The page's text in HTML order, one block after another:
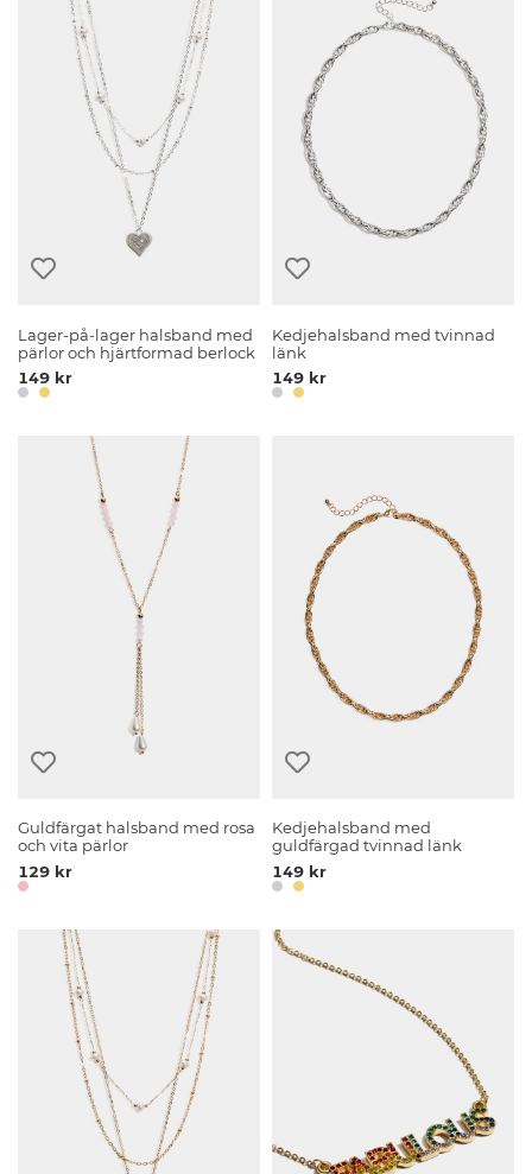
Lager-på-lager halsband med
pärlor och hjärtformad berlock
149 kr
Kedjehalsband med tvinnad
länk
149 kr
Guldfärgat halsband med rosa
och vita pärlor
129 kr
Kedjehalsband med
guldfärgad tvinnad länk
149 kr